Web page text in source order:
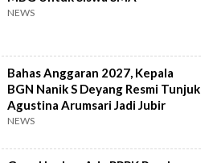
NEWS
Bahas Anggaran 2027, Kepala
BGN Nanik S Deyang Resmi Tunjuk
Agustina Arumsari Jadi Jubir
NEWS